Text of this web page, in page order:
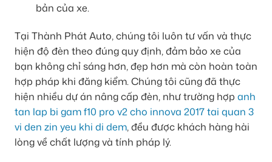
bản của xe.
Tại Thành Phát Auto, chúng tôi luôn tư vấn và thực
hiện độ đèn theo đúng quy định, đảm bảo xe của
bạn không chỉ sáng hơn, đẹp hơn mà còn hoàn toàn
hợp pháp khi đăng kiểm. Chúng tôi cũng đã thực
hiện nhiều dự án nâng cấp đèn, như trường hợp anh
tan lap bi gam f10 pro v2 cho innova 2017 tai quan 3
vi den zin yeu khi di dem, đều được khách hàng hài
lòng về chất lượng và tính pháp lý.